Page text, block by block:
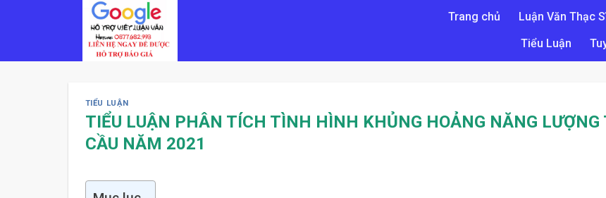
Trang chủ Luận Văn Thạc
Tiểu Luận
TIỂU LUẬN
TIỂU LUẬN PHÂN TÍCH TÌNH HÌNH KHỦNG HOẢNG NĂNG LƯỢNG
CẦU NĂM 2021